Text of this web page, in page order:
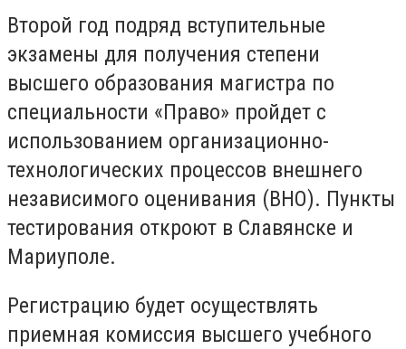
Второй год подряд вступительные
экзамены для получения степени
высшего образования магистра по
специальности «Право» пройдет с
использованием организационно-
технологических процессов внешнего
независимого оценивания (ВНО). Пункты
тестирования откроют в Славянске и
Мариуполе.
Регистрацию будет осуществлять
приемная комиссия высшего учебного